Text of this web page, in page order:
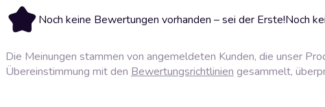
Noch keine Bewertungen vorhanden – sei der Erste!Noch
Die Meinungen stammen von angemeldeten Kunden, die unser
Übereinstimmung mit den Bewertungsrichtlinien gesammelt,